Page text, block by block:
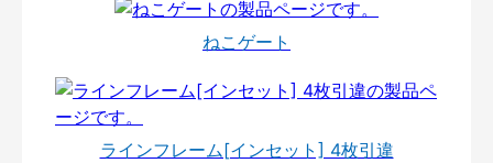
ねこゲート
ラインフレーム[インセット] 4枚引違